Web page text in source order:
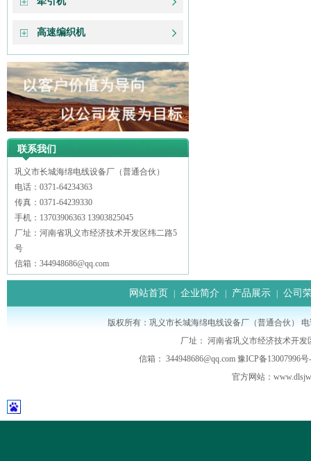
高速编织机
联系我们
巩义市长城海绵电线设备厂（普通合伙）
电话：0371-64234363
传真：0371-64239330
手机：13703906363 13903825045
厂址：河南省巩义市经济技术开发区纬二路5
号
信箱：344948686@qq.com
网站首页 企业简介 产品展示 公司
版权所有：巩义市长城海绵电线设备厂（普通合伙）
厂址： 河南省巩义市经济技术开
信箱： 344948686@qq.com 豫ICP备13007996号
官方网站：